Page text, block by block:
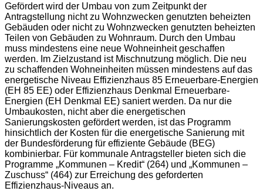
Gefördert wird der Umbau von zum Zeitpunkt der
Antragstellung nicht zu Wohnzwecken genutzten beheizten
Gebäuden oder nicht zu Wohnzwecken genutzten beheizten
Teilen von Gebäuden zu Wohnraum. Durch den Umbau
muss mindestens eine neue Wohneinheit geschaffen
werden. Im Zielzustand ist Mischnutzung möglich. Die neu
zu schaffenden Wohneinheiten müssen mindestens auf das
energetische Niveau Effizienzhaus 85 Erneuerbare-Energien
(EH 85 EE) oder Effizienzhaus Denkmal Erneuerbare-
Energien (EH Denkmal EE) saniert werden. Da nur die
Umbaukosten, nicht aber die energetischen
Sanierungskosten gefördert werden, ist das Programm
hinsichtlich der Kosten für die energetische Sanierung mit
der Bundesförderung für effiziente Gebäude (BEG)
kombinierbar. Für kommunale Antragsteller bieten sich die
Programme „Kommunen – Kredit“ (264) und „Kommunen –
Zuschuss“ (464) zur Erreichung des geforderten
Effizienzhaus-Niveaus an.